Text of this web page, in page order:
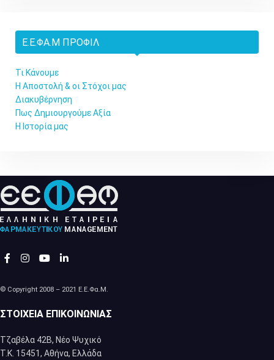
Ε.Ε.ΦΑ.Μ ΠΡΟΦΊΛ
Τι Κάνουμε
Η Αποστολή & οι Στόχοι μας
Διακυβέρνηση
Πως Δημιουργούμε Αξία
Η Ιστορία μας
© Copyright 2008 – 2021 Ε.Ε.Φα.Μ.
ΣΤΟΙΧΕΊΑ ΕΠΙΚΟΙΝΩΝΊΑΣ
Τζαβέλα 42Β, Νέο Ψυχικό
Τ.Κ. 15451, Αθήνα, Eλλάδα